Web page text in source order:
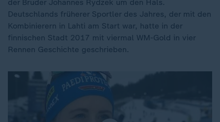
der Bruder Johannes Rydzek um den Hals.
Deutschlands früherer Sportler des Jahres, der mit den
Kombinierern in Lahti am Start war, hatte in der
finnischen Stadt 2017 mit viermal WM-Gold in vier
Rennen Geschichte geschrieben.